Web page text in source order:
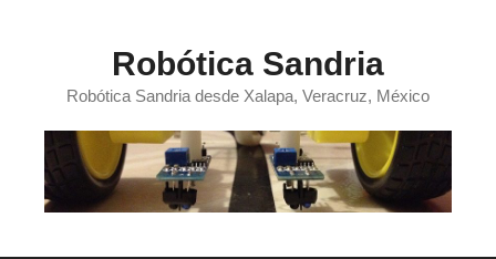
Robótica Sandria
Robótica Sandria desde Xalapa, Veracruz, México